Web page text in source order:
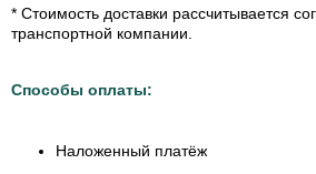
* Стоимость доставки рассчитывается
транспортной компании.
Способы оплаты:
Наложенный платёж